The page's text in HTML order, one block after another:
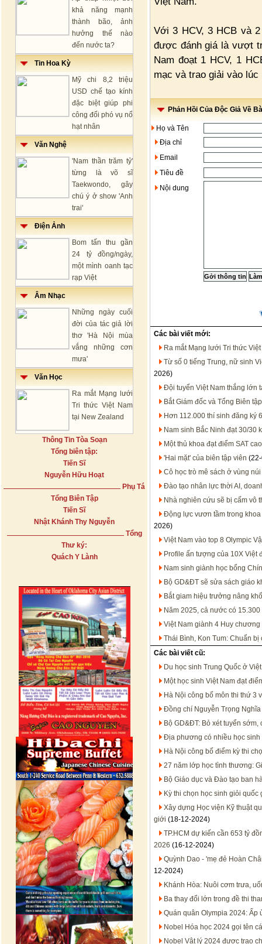
khả năng mạnh
thành bão, ảnh
hưởng thế nào
đến nước ta?
Tin Hoa Kỳ
Mỹ chi 8,2 triệu
USD chế tạo kính
đặc biệt giúp phi
công đối phó vụ nổ
hạt nhân
Văn Nghệ
'Nam thần trăm tỷ'
từng là võ sĩ
Taekwondo, gây
chú ý ở show 'Anh
trai'
Điện Ảnh
Bom tấn thu gần
24 tỷ đồng/ngày,
một mình oanh tạc
rạp Việt
Âm Nhạc
Những ngày cuối
đời của tác giả lời
thơ 'Hà Nội mùa
vắng những cơn
mưa'
Văn Học
Ra mắt Mạng lưới
Tri thức Việt Nam
tại New Zealand
Thông Tin Tòa Soạn
Tổng biên tập:
Tiến Sĩ
Nguyễn Hữu Hoạt
Phụ Tá
Tổng Biên Tập
Tiến Sĩ
Nhật Khánh Thy Nguyễn
Tổng
Thư ký:
Quách Y Lành
Với 3 HCV, 3 HCB và
được đánh giá là vượt
Nam đoạt 1 HCV, 1
mạc và trao giải vào
Phản Hồi Của Độc Giả Về
Họ và Tên
Địa chỉ
Email
Tiêu đề
Nội dung
Các bài viết mới:
Ra mắt Mạng lưới Tri thức
Từ số 0 tiếng Trung, nữ sinh
2026)
Đội tuyển Việt Nam thắng lớn
Bắt Giám đốc và Tổng Biên
Hơn 112.000 thí sinh đăng ký
Nam sinh Bắc Ninh đạt 30/30
Một thủ khoa đạt điểm SAT
'Hai mặt' của biên tập viên
Cô học trò mê sách ở vùng
Đào tạo nhân lực thời AI,
Nhà nghiên cứu sẽ bị cấm vô
Động lực vươn tầm trong
2026)
Việt Nam vào top 8 Olympic
Profile ấn tượng của 10X Việt
Nam sinh giành học bổng
Bộ GD&ĐT sẽ sửa sách giáo
Bắt giam hiệu trưởng nâng
Năm 2025, cả nước có
Việt Nam giành 4 Huy
Thái Bình, Kon Tum: Chuẩn
Các bài viết cũ:
Du học sinh Trung Quốc ở
Một học sinh Việt Nam đạt
Hà Nội công bố môn thi thứ 3
Đồng chí Nguyễn Trọng
Bộ GD&ĐT: Bỏ xét tuyển
Địa phương có nhiều học
Hà Nội công bố điểm kỳ thi
27 năm lớp học tình thương:
Bộ Giáo dục và Đào tạo ban
Kỳ thi chọn học sinh giỏi
Xây dựng Học viện Kỹ thuật
giới (18-12-2024)
TP.HCM dự kiến cần 653 tỷ
2026 (16-12-2024)
Quỳnh Dao - 'mẹ đẻ Hoàn
12-2024)
Khánh Hòa: Nuôi cơm trưa,
Ba thay đổi lớn trong đề thi
Quán quân Olympia 2024: Ấp
Nobel Hóa học 2024 gọi tên
Nobel Vật lý 2024 được trao